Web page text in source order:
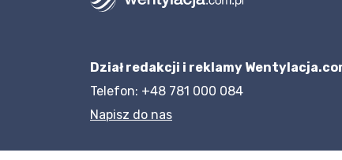
Dział redakcji i reklamy
Telefon: +48 781 000 084
Napisz do nas